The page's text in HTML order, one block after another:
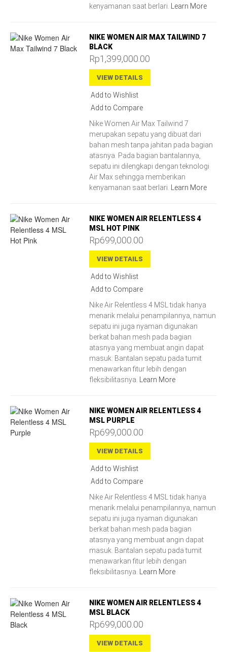
kenyamanan saat berlari.
Learn More
NIKE WOMEN AIR MAX TAILWIND 7
BLACK
Rp1,399,000.00
VIEW DETAILS
Add to Wishlist
Add to Compare
Nike Women Air Max Tailwind 7
merupakan sepatu yang dibuat dari
bahan mesh tanpa jahitan pada bagian
atasnya. Pada bagian bantalannya,
sepatu ini dilengkapi dengan teknologi
Air Max sehingga memberikan
kenyamanan saat berlari.
Learn More
NIKE WOMEN AIR RELENTLESS 4
MSL HOT PINK
Rp699,000.00
VIEW DETAILS
Add to Wishlist
Add to Compare
Nike Air Relentless 4 MSL tidak hanya
menarik melalui penampilannya, namun
sepatu ini juga nyaman digunakan
berkat bahan mesh pada bagian
atasnya yang membuat angin dapat
masuk. Bantalan sepatu pada tumit
menawarkan fitur lebih dengan
fleksibilitasnya.
Learn More
NIKE WOMEN AIR RELENTLESS 4
MSL PURPLE
Rp699,000.00
VIEW DETAILS
Add to Wishlist
Add to Compare
Nike Air Relentless 4 MSL tidak hanya
menarik melalui penampilannya, namun
sepatu ini juga nyaman digunakan
berkat bahan mesh pada bagian
atasnya yang membuat angin dapat
masuk. Bantalan sepatu pada tumit
menawarkan fitur lebih dengan
fleksibilitasnya.
Learn More
NIKE WOMEN AIR RELENTLESS 4
MSL BLACK
Rp699,000.00
VIEW DETAILS